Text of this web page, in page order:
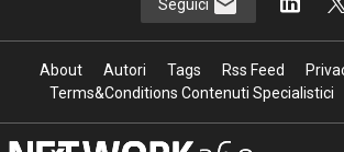
Seguici
About Autori Tags Rss Feed
Terms&Conditions Contenuti Specialistici